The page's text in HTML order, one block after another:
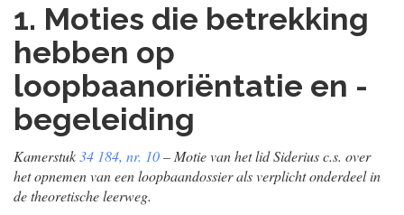
1. Moties die betrekking
hebben op
loopbaanoriëntatie en -
begeleiding
Kamerstuk34 184, nr. 10– Motie van het lid Siderius c.s. over
het opnemen van een loopbaandossier als verplicht onderdeel in
de theoretische leerweg.